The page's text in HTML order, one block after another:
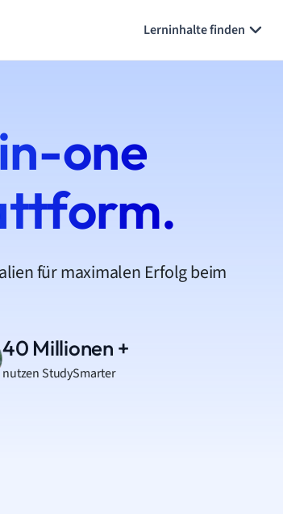
Lerninhalte finden
one
für maximalen Erfolg beim
40 Millionen +
nutzen StudySmarter